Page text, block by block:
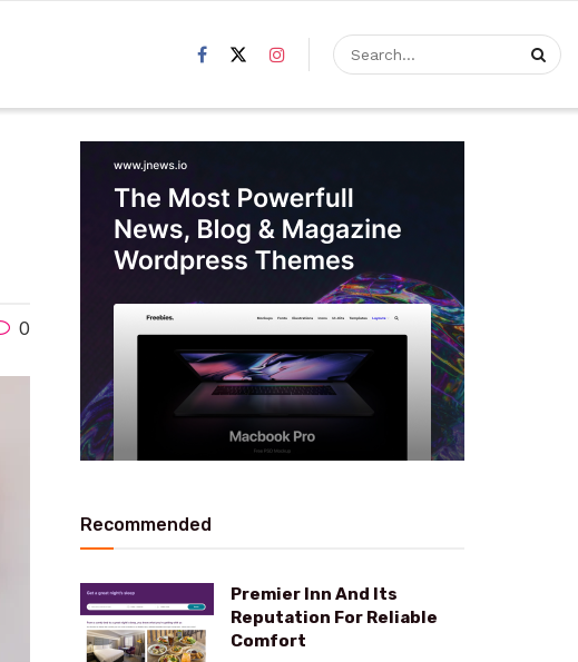
0
Recommended
Premier Inn And Its
Reputation For Reliable
Comfort